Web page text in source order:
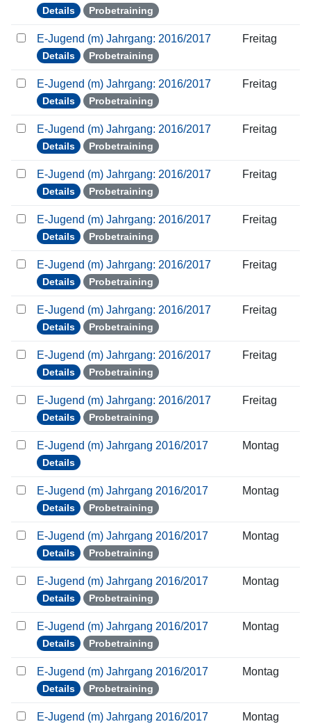
Details Probetraining
E-Jugend (m) Jahrgang: 2016/2017
Details Probetraining
Freitag
E-Jugend (m) Jahrgang: 2016/2017
Details Probetraining
Freitag
E-Jugend (m) Jahrgang: 2016/2017
Details Probetraining
Freitag
E-Jugend (m) Jahrgang: 2016/2017
Details Probetraining
Freitag
E-Jugend (m) Jahrgang: 2016/2017
Details Probetraining
Freitag
E-Jugend (m) Jahrgang: 2016/2017
Details Probetraining
Freitag
E-Jugend (m) Jahrgang: 2016/2017
Details Probetraining
Freitag
E-Jugend (m) Jahrgang: 2016/2017
Details Probetraining
Freitag
E-Jugend (m) Jahrgang: 2016/2017
Details Probetraining
Freitag
E-Jugend (m) Jahrgang 2016/2017
Details
Montag
E-Jugend (m) Jahrgang 2016/2017
Details Probetraining
Montag
E-Jugend (m) Jahrgang 2016/2017
Details Probetraining
Montag
E-Jugend (m) Jahrgang 2016/2017
Details Probetraining
Montag
E-Jugend (m) Jahrgang 2016/2017
Details Probetraining
Montag
E-Jugend (m) Jahrgang 2016/2017
Details Probetraining
Montag
E-Jugend (m) Jahrgang 2016/2017 Montag